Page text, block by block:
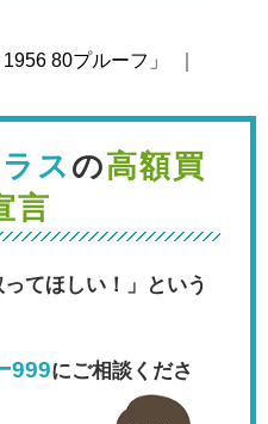
80プルーフ」
ス の高額買
言
ってほしい！」という
999にご相談くださ